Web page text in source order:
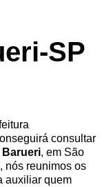
SP
consultar
Barueri, em São
nós reunimos os
auxiliar quem